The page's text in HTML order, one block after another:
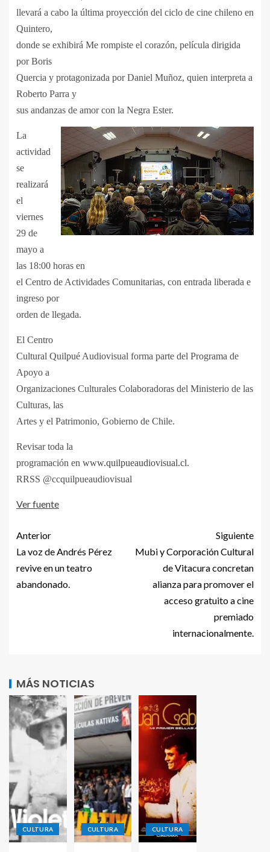
llevará a cabo la última proyección del ciclo de cine chileno en
Quintero,
donde se exhibirá Me rompiste el corazón, película dirigida
por Boris
Quercia y protagonizada por Daniel Muñoz, quien interpreta a
Roberto Parra y
sus andanzas de amor con la Negra Ester.
La
actividad
se
realizará
el
viernes
29 de
mayo a
las 18:00 horas en
el Centro de Actividades Comunitarias, con entrada liberada e
ingreso por
orden de llegada.
El Centro
Cultural Quilpué Audiovisual forma parte del Programa de
Apoyo a
Organizaciones Culturales Colaboradoras del Ministerio de las
Culturas, las
Artes y el Patrimonio, Gobierno de Chile.
Revisar toda la
programación en www.quilpueaudiovisual.cl.
RRSS @ccquilpueaudiovisual
Ver fuente
Anterior
La voz de Andrés Pérez
revive en un teatro
abandonado.
Siguiente
Mubi y Corporación Cultural
de Vitacura concretan
alianza para promover el
acceso gratuito a cine
premiado
internacionalmente.
MÁS NOTICIAS
CULTURA CULTURA CULTURA